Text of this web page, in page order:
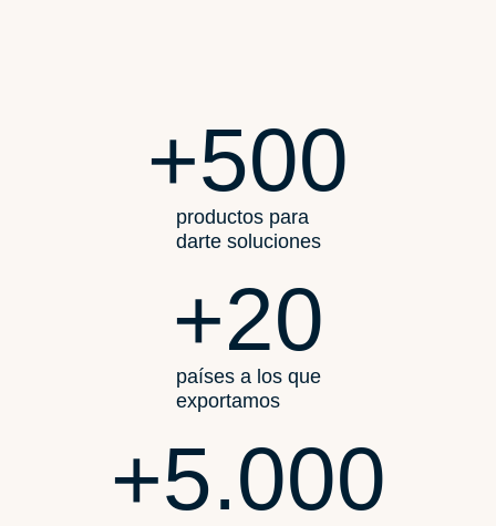
productos para
darte soluciones
+500
países a los que
exportamos
+20
+5.000